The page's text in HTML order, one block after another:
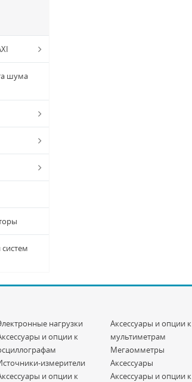
шума
нагрузки
и опции к
измерители
и опции к
Аксессуары и опции к
мультиметрам
Мегаомметры
Аксессуары
Аксессуары и опции к